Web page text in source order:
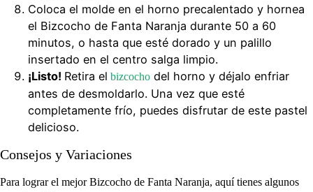
Coloca el molde en el horno precalentado y hornea
el Bizcocho de Fanta Naranja durante 50 a 60
minutos, o hasta que esté dorado y un palillo
insertado en el centro salga limpio.
¡Listo! Retira el bizcocho del horno y déjalo enfriar
antes de desmoldarlo. Una vez que esté
completamente frío, puedes disfrutar de este pastel
delicioso.
Consejos y Variaciones
Para lograr el mejor Bizcocho de Fanta Naranja, aquí tienes algunos